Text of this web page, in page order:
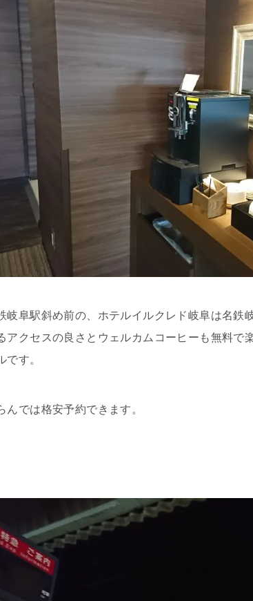
岐阜駅斜め前の、ホテルイルクレド岐阜は名鉄
アクセスの良さとウェルカムコーヒーも無料で
です。
んでは格安予約できます。